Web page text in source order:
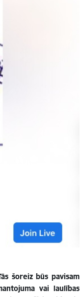
šoreiz būs pavisam
vai laulības